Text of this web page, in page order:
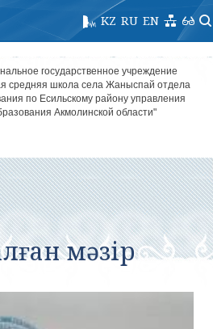
EN
RU
KZ
государственное учреждение
средняя школа села Жаныспай отдела
по Есильскому району управления
Акмолинской области"
мәзір